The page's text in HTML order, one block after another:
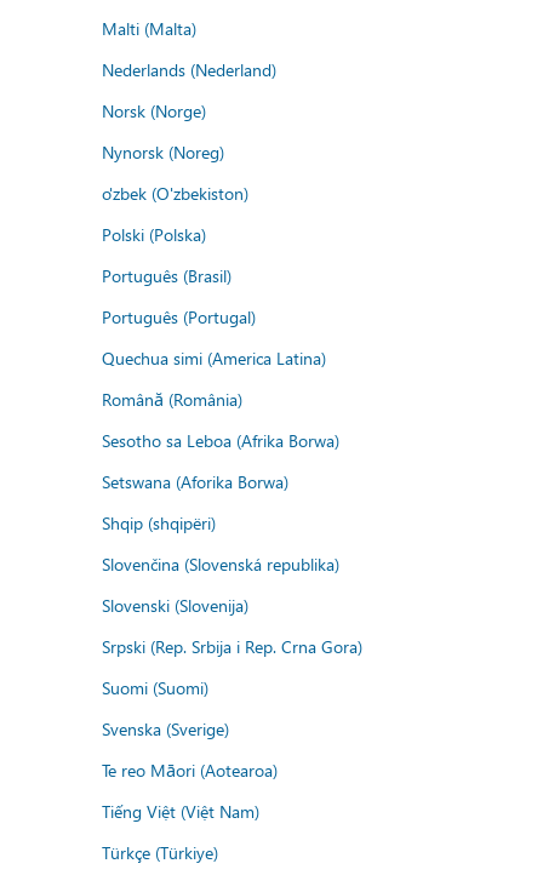
Malti (Malta)
Nederlands (Nederland)
Norsk (Norge)
Nynorsk (Noreg)
o'zbek (O'zbekiston)
Polski (Polska)
Português (Brasil)
Português (Portugal)
Quechua simi (America Latina)
Română (România)
Sesotho sa Leboa (Afrika Borwa)
Setswana (Aforika Borwa)
Shqip (shqipëri)
Slovenčina (Slovenská republika)
Slovenski (Slovenija)
Srpski (Rep. Srbija i Rep. Crna Gora)
Suomi (Suomi)
Svenska (Sverige)
Te reo Māori (Aotearoa)
Tiếng Việt (Việt Nam)
Türkçe (Türkiye)